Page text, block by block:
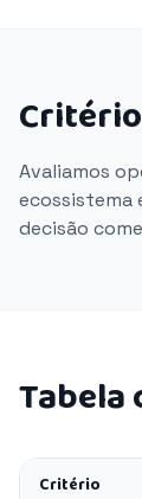
Avaliamos
ecossistema
decisão
Tabela
Critério